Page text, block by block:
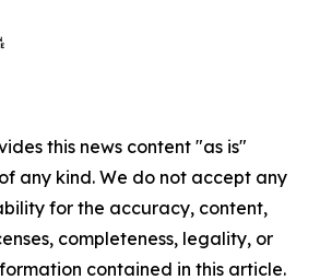
this news content "as is"
any kind. We do not accept any
for the accuracy, content,
completeness, legality, or
contained in this article.